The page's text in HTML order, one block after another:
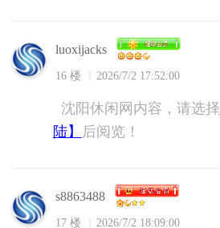
luoxijacks
16 楼 2026/7/2 17:52:00
沈阳休闲网内容，请选择
陆】
后阅览！
s8863488
17 楼 2026/7/2 18:09:00